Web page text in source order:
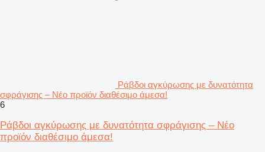
Ράβδοι αγκύρωσης με δυνατότητα
σφράγισης – Νέο προϊόν διαθέσιμο άμεσα!
6
Ράβδοι αγκύρωσης με δυνατότητα σφράγισης – Νέο
προϊόν διαθέσιμο άμεσα!